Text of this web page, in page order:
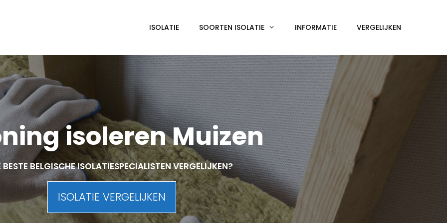
ISOLATIE SOORTEN ISOLATIE INFORMATIE VERGELIJKEN
isoleren Muizen
BESTE BELGISCHE ISOLATIESPECIALISTEN VERGELIJKEN?
ISOLATIE VERGELIJKEN